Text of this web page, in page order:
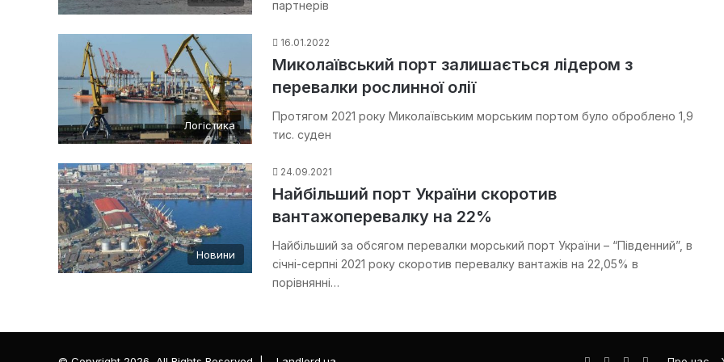
партнерів
Логістика
16.01.2022
Миколаївський порт залишається лідером з
перевалки рослинної олії
Протягом 2021 року Миколаївським морським портом було оброблено 1,9
тис. суден
Новини
24.09.2021
Найбільший порт України скоротив
вантажоперевалку на 22%
Найбільший за обсягом перевалки морський порт України – “Південний”, в
січні-серпні 2021 року скоротив перевалку вантажів на 22,05% в
порівнянні…